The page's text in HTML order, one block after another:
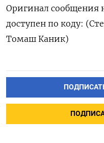
Оригинал сообщения
доступен по коду:
Томаш Каник)